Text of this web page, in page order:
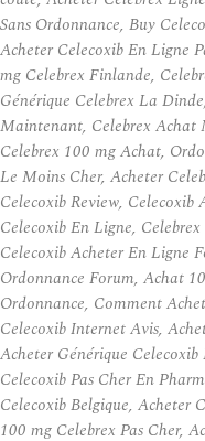
Sans Ordonnance, Buy
Acheter Celecoxib En Ligne
mg Celebrex Finlande,
Générique Celebrex La
Maintenant, Celebrex Achat
Celebrex 100 mg Achat,
Le Moins Cher, Acheter
Celecoxib Review,
Celecoxib En Ligne,
Celecoxib Acheter En Ligne
Ordonnance Forum, Achat
Ordonnance, Comment
Celecoxib Internet Avis,
Acheter Générique
Celecoxib Pas Cher En
Celecoxib Belgique, Acheter
100 mg Celebrex Pas Cher,